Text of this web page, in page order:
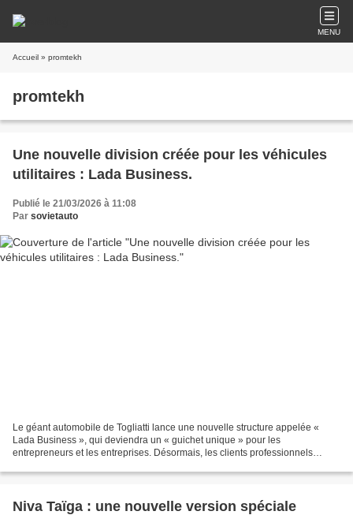
MENU
Accueil » promtekh
promtekh
Une nouvelle division créée pour les véhicules
utilitaires : Lada Business.
Publié le 21/03/2026 à 11:08
Par sovietauto
Le géant automobile de Togliatti lance une nouvelle structure appelée «
Lada Business », qui deviendra un « guichet unique » pour les
entrepreneurs et les entreprises. Désormais, les clients professionnels
Niva Taïga : une nouvelle version spéciale